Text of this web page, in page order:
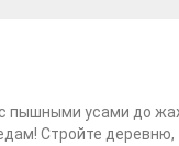
пышными усами до
Стройте деревню,